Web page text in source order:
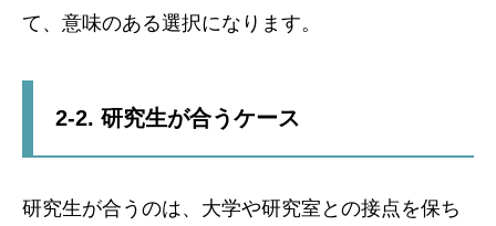
て、意味のある選択になります。
2-2. 研究生が合うケース
研究生が合うのは、大学や研究室との接点を保ち